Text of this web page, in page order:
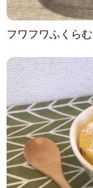
フワフワふくら